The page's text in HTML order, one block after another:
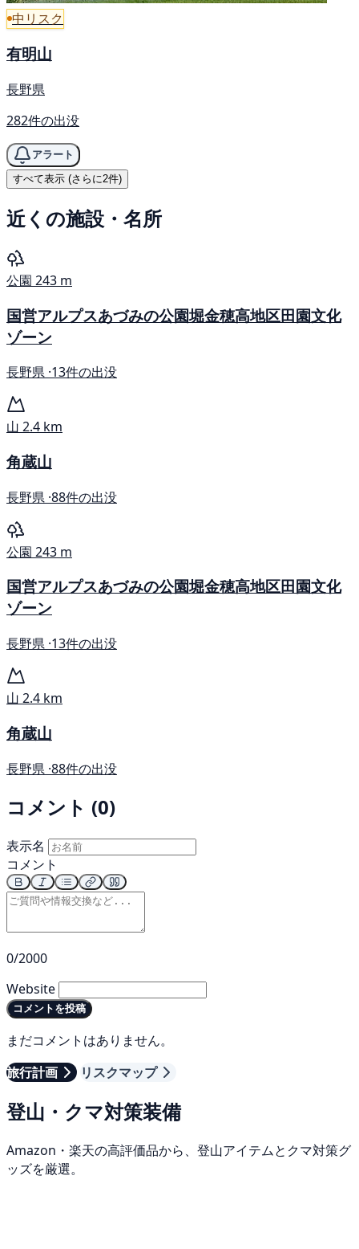
中リスク
有明山
長野県
282件の出没
アラート
すべて表示 (さらに2件)
近くの施設・名所
公園 243 m
国営アルプスあづみの公園堀金穂高地区田園文化
ゾーン
長野県 ·13件の出没
山 2.4 km
角蔵山
長野県 ·88件の出没
公園 243 m
国営アルプスあづみの公園堀金穂高地区田園文化
ゾーン
長野県 ·13件の出没
山 2.4 km
角蔵山
長野県 ·88件の出没
コメント (0)
表示名
コメント
0/2000
Website
コメントを投稿
まだコメントはありません。
旅行計画
リスクマップ
登山・クマ対策装備
Amazon・楽天の高評価品から、登山アイテムとクマ対策グ
ッズを厳選。